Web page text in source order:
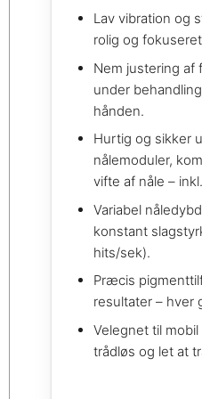
Lav vibration og
rolig og
Nem justering af
under
hånden.
Hurtig og sikker
nålemoduler,
vifte af nåle –
Variabel
konstant
hits/sek).
Præcis
resultater – hver
Velegnet til
trådløs og let at